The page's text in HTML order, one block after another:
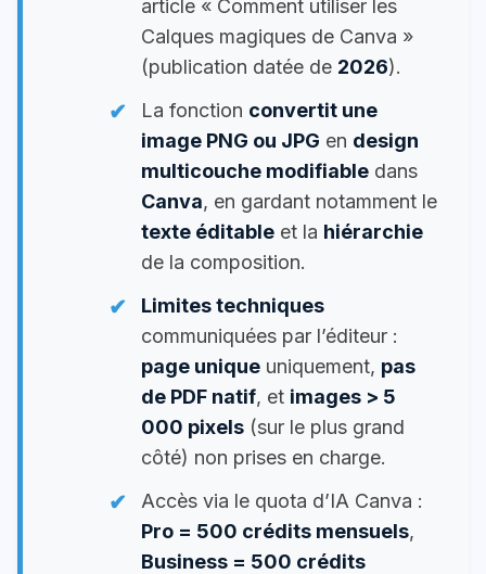
article « Comment utiliser les
Calques magiques de Canva »
(publication datée de 2026).
La fonction convertit une
image PNG ou JPG en design
multicouche modifiable dans
Canva, en gardant notamment le
texte éditable et la hiérarchie
de la composition.
Limites techniques
communiquées par l’éditeur :
page unique uniquement, pas
de PDF natif, et images > 5
000 pixels (sur le plus grand
côté) non prises en charge.
Accès via le quota d’IA Canva :
Pro = 500 crédits mensuels,
Business = 500 crédits